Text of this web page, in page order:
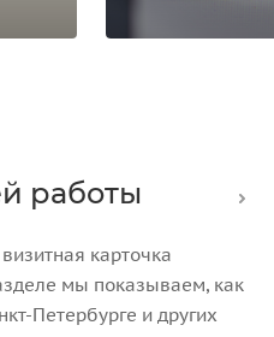
работы
карточка
мы показываем, как
Петербурге и других